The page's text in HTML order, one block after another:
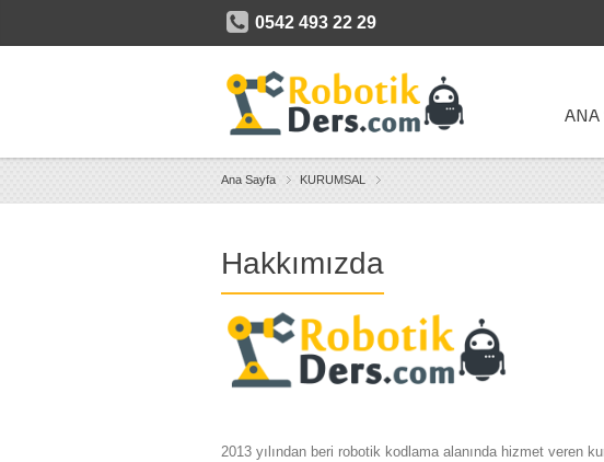
0542 493 22 29
ANA
Ana Sayfa KURUMSAL
Hakkımızda
2013 yılından beri robotik kodlama alanında hizmet veren